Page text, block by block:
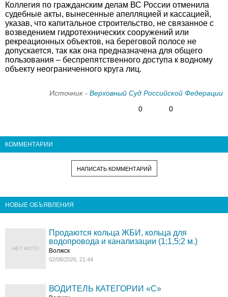
Коллегия по гражданским делам ВС России отменила
судебные акты, вынесенные апелляцией и кассацией,
указав, что капитальное строительство, не связанное с
возведением гидротехнических сооружений или
рекреационных объектов, на береговой полосе не
допускается, так как она предназначена для общего
пользования – беспрепятственного доступа к водному
объекту неограниченного круга лиц.
Источник - Верховный Суд Российской Федерации
0
0
КОММЕНТАРИИ
НАПИСАТЬ КОММЕНТАРИЙ
НОВЫЕ ОБЪЯВЛЕНИЯ
НЕТ ФОТО
Продаются кольца ЖБИ, кольца для
водопровода и канализации (1;1,5;2 м.)
Волжск
02/08/2026, 21:44
ВОДИТЕЛЬ КАТЕГОРИИ «C»